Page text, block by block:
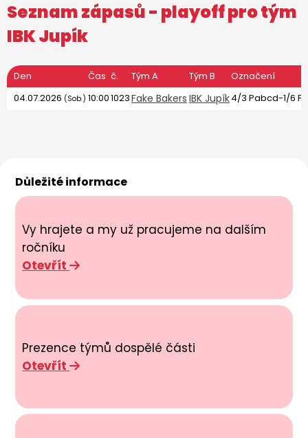
Seznam zápasů - playoff pro tým
IBK Jupík
Den Čas č. Tým A Tým B
Označení
04.07.2026 (Sob.) 10:001023Fake Bakers IBK Jupík4/3 Pabcd-1/6
Důležité informace
Vy hrajete a my už pracujeme na dalším
ročníku
Otevřít
Prezence týmů dospělé části
Otevřít